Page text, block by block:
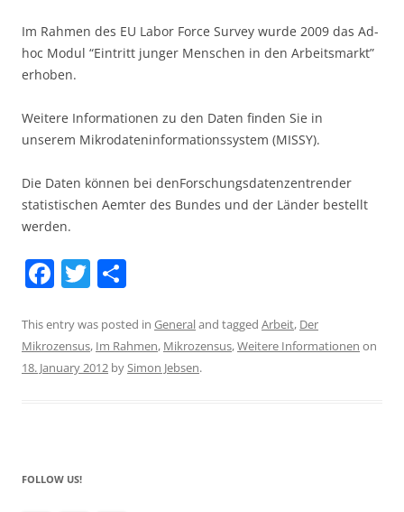
Im Rahmen des EU Labor Force Survey wurde 2009 das Ad-
hoc Modul “Eintritt junger Menschen in den Arbeitsmarkt”
erhoben.
Weitere Informationen zu den Daten finden Sie in
unserem Mikrodateninformationssystem (MISSY).
Die Daten können bei denForschungsdatenzentrender
statistischen Aemter des Bundes und der Länder bestellt
werden.
F
c
e
k
T
itt
er
ar
e
This entry was posted in Generaland tagged Arbeit, Der
Mikrozensus, Im Rahmen, Mikrozensus,Weitere Informationen on
18. January 2012 bySimon Jebsen.
FOLLOW US!